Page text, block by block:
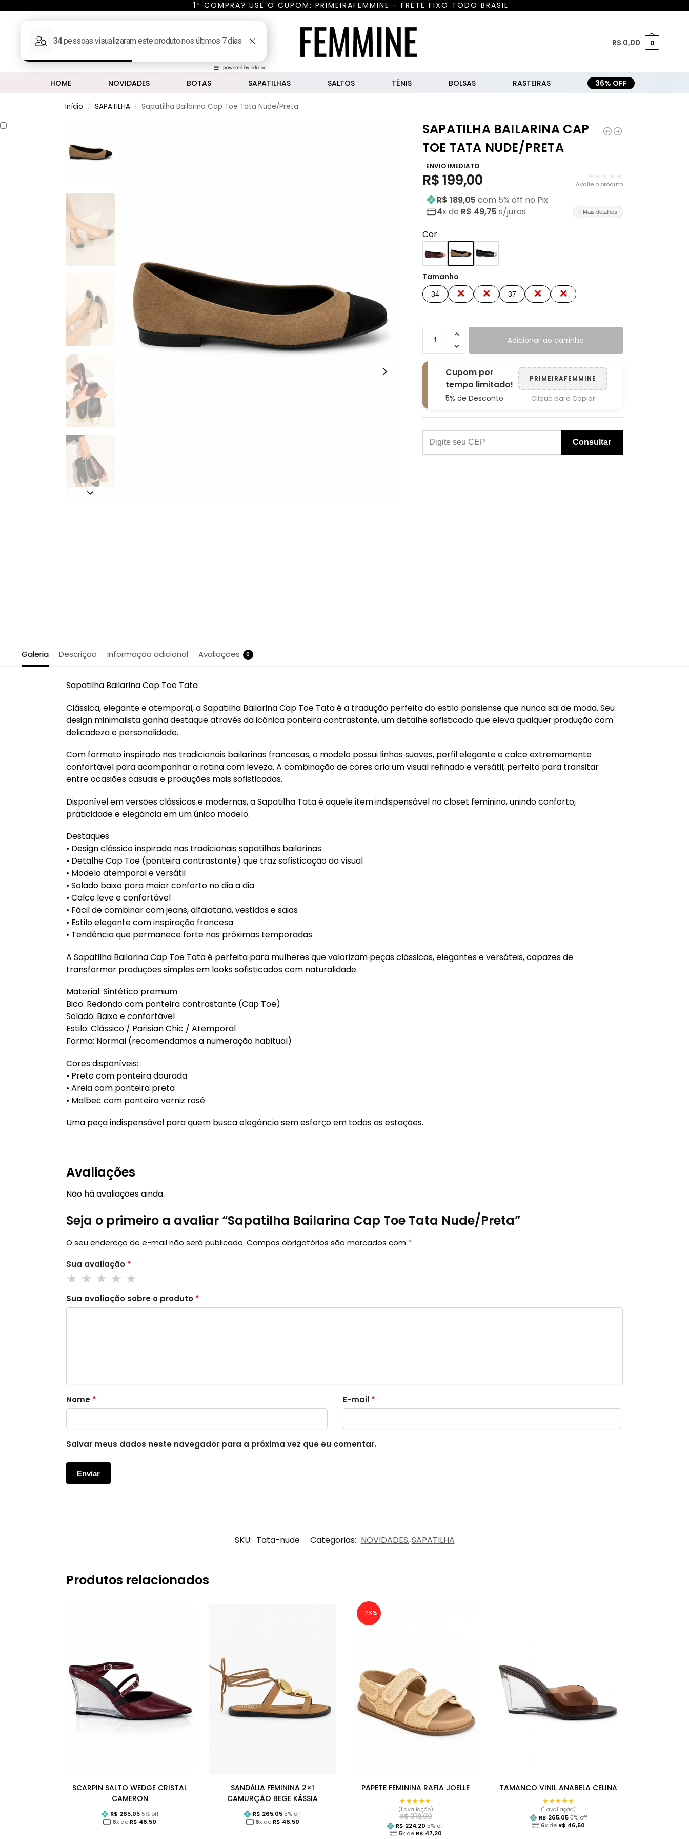
1ª COMPRA? USE O CUPOM: PRIMEIRAFEMMINE - FRETE FIXO TODO BRASIL
MINHA CONTA R$ 0,00 0
HOME NOVIDADES BOTAS SAPATILHAS SALTOS TÊNIS BOLSAS RASTEIRAS 36% OFF
Início / SAPATILHA / Sapatilha Bailarina Cap Toe Tata Nude/Preta
SAPATILHA BAILARINA CAP
TOE TATA NUDE/PRETA
ENVIO IMEDIATO
R$199,00 Avalie o produto
R$ 189,05 com 5% off no Pix
4x de R$ 49,75 s/juros + Mais detalhes
Cor
Tamanho
34 35 36 37 38 39
Adicionar ao carrinho
Cupom por
tempo limitado!
5% de Desconto
PRIMEIRAFEMMINE
Clique para Copiar
Consultar
Galeria Descrição Informação adicional Avaliações 0
Sapatilha Bailarina Cap Toe Tata
Clássica, elegante e atemporal, a Sapatilha Bailarina Cap Toe Tata é a tradução perfeita do estilo parisiense que nunca sai de moda. Seu
design minimalista ganha destaque através da icônica ponteira contrastante, um detalhe sofisticado que eleva qualquer produção com
delicadeza e personalidade.
Com formato inspirado nas tradicionais bailarinas francesas, o modelo possui linhas suaves, perfil elegante e calce extremamente
confortável para acompanhar a rotina com leveza. A combinação de cores cria um visual refinado e versátil, perfeito para transitar
entre ocasiões casuais e produções mais sofisticadas.
Disponível em versões clássicas e modernas, a Sapatilha Tata é aquele item indispensável no closet feminino, unindo conforto,
praticidade e elegância em um único modelo.
Destaques
• Design clássico inspirado nas tradicionais sapatilhas bailarinas
• Detalhe Cap Toe (ponteira contrastante) que traz sofisticação ao visual
• Modelo atemporal e versátil
• Solado baixo para maior conforto no dia a dia
• Calce leve e confortável
• Fácil de combinar com jeans, alfaiataria, vestidos e saias
• Estilo elegante com inspiração francesa
• Tendência que permanece forte nas próximas temporadas
A Sapatilha Bailarina Cap Toe Tata é perfeita para mulheres que valorizam peças clássicas, elegantes e versáteis, capazes de
transformar produções simples em looks sofisticados com naturalidade.
Material: Sintético premium
Bico: Redondo com ponteira contrastante (Cap Toe)
Solado: Baixo e confortável
Estilo: Clássico / Parisian Chic / Atemporal
Forma: Normal (recomendamos a numeração habitual)
Cores disponíveis:
• Preto com ponteira dourada
• Areia com ponteira preta
• Malbec com ponteira verniz rosé
Uma peça indispensável para quem busca elegância sem esforço em todas as estações.
Avaliações
Não há avaliações ainda.
Seja o primeiro a avaliar “Sapatilha Bailarina Cap Toe Tata Nude/Preta”
O seu endereço de e-mail não será publicado. Campos obrigatórios são marcados com *
Sua avaliação *
Sua avaliação sobre o produto *
Nome * E-mail *
Salvar meus dados neste navegador para a próxima vez que eu comentar.
SKU: Tata-nude Categorias: NOVIDADES,SAPATILHA
Produtos relacionados
SCARPIN SALTO WEDGE CRISTAL
CAMERON
R$ 265,05 5% off
6x de R$ 46,50
SANDÁLIA FEMININA 2×1
CAMURÇÃO BEGE KÁSSIA
R$ 265,05 5% off
6x de R$ 46,50
-26%
PAPETE FEMININA RAFIA JOELLE
R$319,00
★★★★★
★★★★★
(1 avaliação)
R$ 224,20 5% off
5x de R$ 47,20
TAMANCO VINIL ANABELA CELINA
★★★★★
★★★★★
(1 avaliação)
R$ 265,05 5% off
6x de R$ 46,50